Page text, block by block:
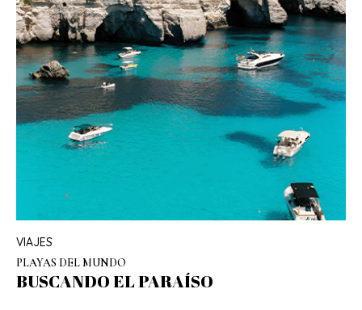
VIAJES
PLAYAS DEL MUNDO
BUSCANDO EL PARAÍSO